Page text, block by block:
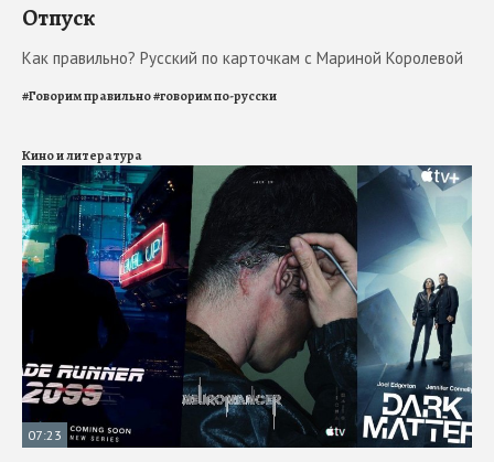
Отпуск
Как правильно? Русский по карточкам с Мариной Королевой
#Говорим правильно#говорим по-русски
Кино и литература
07:23